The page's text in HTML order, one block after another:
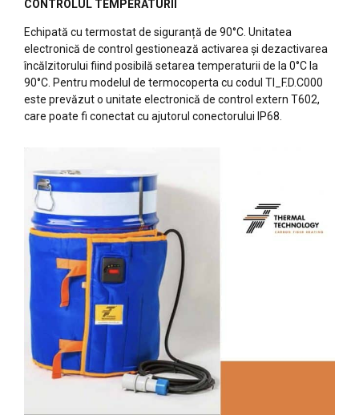
CONTROLUL TEMPERATURII
Echipată cu termostat de siguranță de 90°C. Unitatea
electronică de control gestionează activarea și dezactivarea
încălzitorului fiind posibilă setarea temperaturii de la 0°C la
90°C. Pentru modelul de termocoperta cu codul TI_F.D.C000
este prevăzut o unitate electronică de control extern T602,
care poate fi conectat cu ajutorul conectorului IP68.